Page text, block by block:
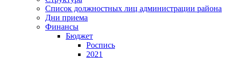
Список должностных лиц администрации района
Дни приема
Финансы
Бюджет
Роспись
2021